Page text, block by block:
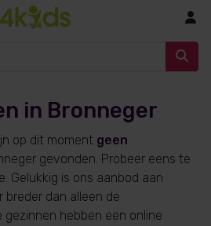
in Bronneger
op dit moment geen
gevonden. Probeer eens te
Gelukkig is ons aanbod aan
breder dan alleen de
gezinnen hebben een online